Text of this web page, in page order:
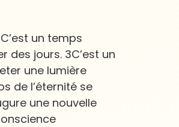
un temps
jours. 3C’est un
une lumière
de l’éternité se
une nouvelle